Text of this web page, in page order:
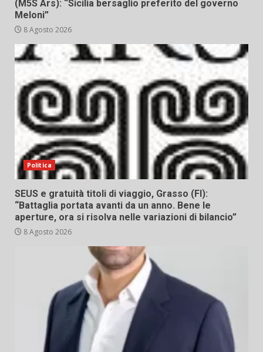
(M5S Ars): “Sicilia bersaglio preferito del governo
Meloni”
8 Agosto 2026
Politica
SEUS e gratuità titoli di viaggio, Grasso (FI):
“Battaglia portata avanti da un anno. Bene le
aperture, ora si risolva nelle variazioni di bilancio”
8 Agosto 2026